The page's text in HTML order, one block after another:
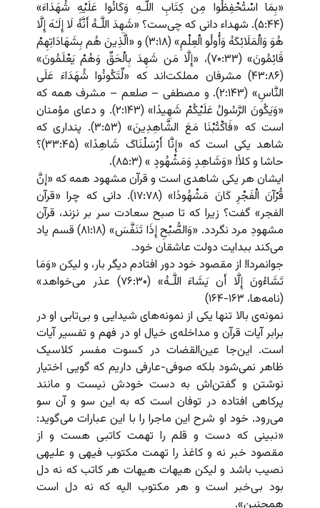
«بِمَا اسْتُحْفِظُوا مِن کِتَابِ اللَّـهِ وَکَانُوا عَلَیْهِ شُهَدَاءَ»
(۵:۴۴). شهداء دانی که چی‌ست؟ «شَهِدَ اللَّـهُ أَنَّهُ لَا إِلَـٰهَ إِلَّا
هُوَ وَالْمَلَائِکَهُ وَأُولُو الْعِلْمِ» (۳:۱۸) و «الَّذِینَ هُم بِشَهَادَاتِهِمْ
قَائِمُونَ» (۷۰:۳۳)، «إِلَّا مَن شَهِدَ بِالْحَقِّ وَهُمْ یَعْلَمُونَ»
(۴۳:۸۶) مشرفان مملکت‌اند که «لِّتَکُونُوا شُهَدَاءَ عَلَى
النَّاسِ» (۲:۱۴۳). و مصطفی – صلعم – مشرف همه که
«وَیَکُونَ الرَّسُولُ عَلَیْکُمْ شَهِیدًا» (۲:۱۴۳). و دعای مؤمنان
است که «فَاکْتُبْنَا مَعَ الشَّاهِدِینَ» (۳:۵۳). پنداری که
شاهد یکی است که «إِنَّا أَرْسَلْنَاکَ شَاهِدًا» (۳۳:۴۵)؟
حاشا و کلاً! «وَشَاهِدٍ وَمَشْهُودٍ » (۸۵:۳).
ایشان هر یکی شاهدی است و قرآن مشهود همه که «إنَّ
قُرْآنَ الْفَجْرِ کَانَ مَشْهُودًا» (۱۷:۷۸). دانی که چرا «قرآن
الفجر» گفت؟ زیرا که تا صبح سعادت سر بر نزند، قرآن
مشهودِ مرد نگردد. «وَالصُّبْحِ إِذَا تَنَفَّسَ» (۸۱:۱۸) قسم یاد
می‌کند ببدایت دولت عاشقان خود.
جوانمردا! از مقصود خود دور افتادم دیگر بار، و لیکن «وَمَا
تَشَاءُونَ إِلَّا أَن یَشَاءَ اللَّـهُ» (۷۶:۳۰) عذر می‌خواهد»
(نامه‌ها، ۱۶۳-۱۶۴)
نمونه‌ی بالا تنها یکی از نمونه‌های شیدایی و بی‌تابی او در
برابر آیات قرآن و مداخله‌ی خیال او در فهم و تفسیر آیات
است. این‌جا عین‌القضات در کسوت مفسر کلاسیک
ظاهر نمی‌شود بلکه صوفی-عارفی داریم که گویی اختیار
نوشتن و گفتن‌اش به دست خودش نیست و مانند
پرکاهی افتاده در توفان است که به این سو و آن سو
می‌رود. خود او شرح این ماجرا را با این عبارات می‌گوید:
«نبینی که دست و قلم را تهمت کاتبی هست و از
مقصود خبر نه و کاغذ را تهمت مکتوب فیهی و علیهی
نصیب باشد و لیکن هیهات هیهات هر کاتب که نه دل
بود بی‌خبر است و هر مکتوب الیه که نه دل است